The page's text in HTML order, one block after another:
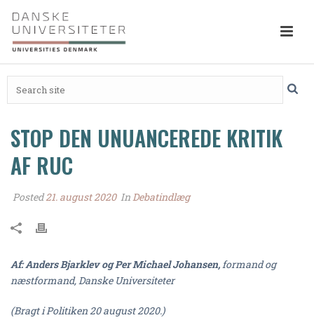
STOP DEN UNUANCEREDE KRITIK
AF RUC
Posted21. august 2020 InDebatindlæg
Af: Anders Bjarklev og Per Michael Johansen,formand og
næstformand, Danske Universiteter
(Bragt i Politiken 20 august 2020.)